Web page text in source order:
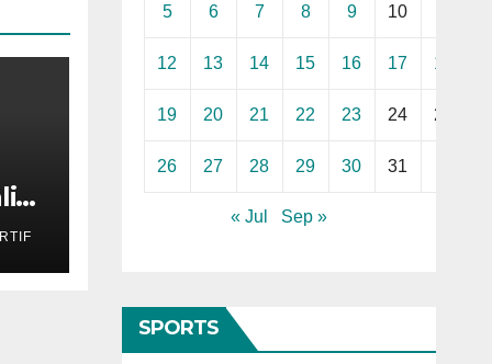
5 6 7 8 9 10
12 13 14 15 16 17 18
19 20 21 22 23 24 25
26 27 28 29 30 31
« Jul Sep »
SPORTS